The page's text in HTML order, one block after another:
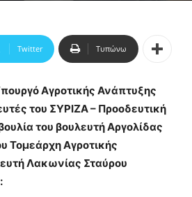
Twitter Τυπώνω
Αγροτικής Ανάπτυξης
του ΣΥΡΙΖΑ – Προοδευτική
του βουλευτή Αργολίδας
Τομεάρχη Αγροτικής
Λακωνίας Σταύρου